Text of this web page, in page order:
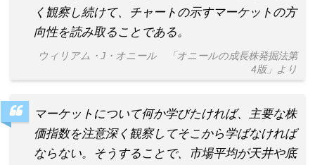
く観察し続けて、チャートの示すマーケットの方
向性を読み取ることである。
ウィリアム・J・オニール 「オニールの成長株発掘法第
4版」より
マーケットについて何か学びたければ、主要な株
価指数を注意深く観察してそこから学ばなければ
ならない。そうすることで、市場平均が天井や底